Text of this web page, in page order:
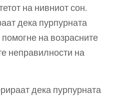
на нивниот сон.
дека пурпурната
на возрасните
неправилности на
дека пурпурната